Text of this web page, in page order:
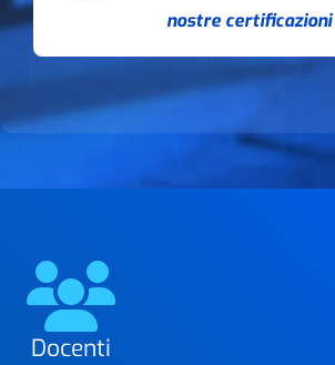
nostre certificazioni
Docenti